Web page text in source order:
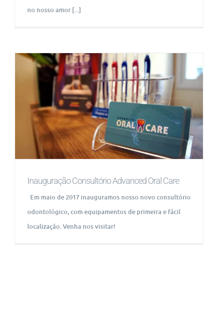
no nosso amor [...]
Inauguração Consultório Advanced Oral Care
Em maio de 2017 inauguramos nosso novo consultório
odontológico, com equipamentos de primeira e fácil
localização. Venha nos visitar!